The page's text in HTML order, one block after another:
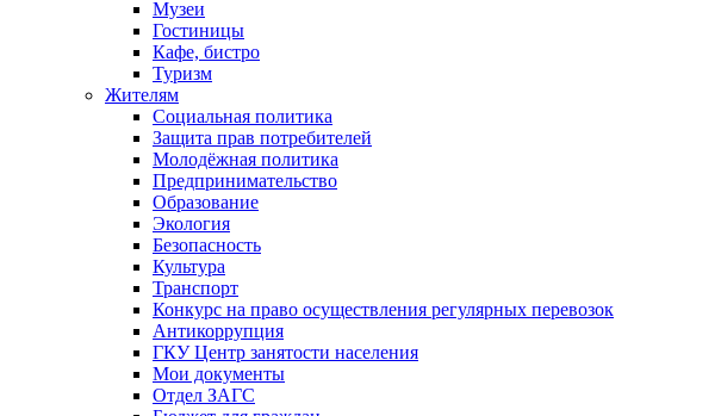
Музеи
Гостиницы
Кафе, бистро
Туризм
Жителям
Социальная политика
Защита прав потребителей
Молодёжная политика
Предпринимательство
Образование
Экология
Безопасность
Культура
Транспорт
Конкурс на право осуществления регулярных перевозок
Антикоррупция
ГКУ Центр занятости населения
Мои документы
Отдел ЗАГС